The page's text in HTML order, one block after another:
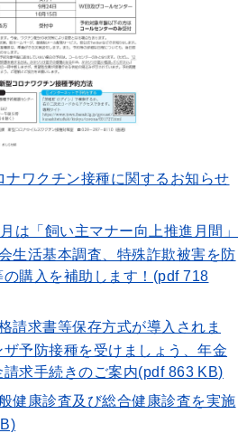
ナワクチン接種に関するお知らせ
は「飼い主マナー向上推進月間」
生活基本調査、特殊詐欺被害を防
の購入を補助します！(pdf 718
請求書等保存方式が導入されま
予防接種を受けましょう、年金
求手続きのご案内(pdf 863 KB)
健康診査及び総合健康診査を実施